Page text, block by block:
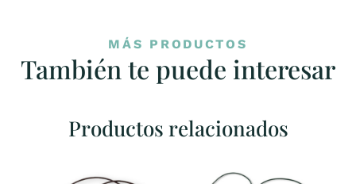
MÁS PRODUCTOS
También te puede interesar
Productos relacionados